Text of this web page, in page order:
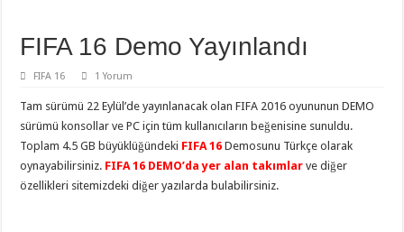
FIFA 16 Demo Yayınlandı
FIFA 16 1 Yorum
Tam sürümü 22 Eylül’de yayınlanacak olan FIFA 2016 oyununun DEMO
sürümü konsollar ve PC için tüm kullanıcıların beğenisine sunuldu.
Toplam 4.5 GB büyüklüğündeki FIFA 16 Demosunu Türkçe olarak
oynayabilirsiniz. FIFA 16 DEMO’da yer alan takımlar ve diğer
özellikleri sitemizdeki diğer yazılarda bulabilirsiniz.